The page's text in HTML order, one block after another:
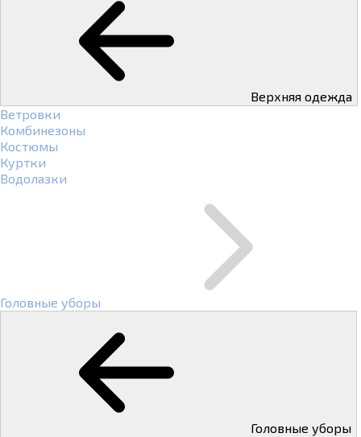
Верхняя одежда
Ветровки
Комбинезоны
Костюмы
Куртки
Водолазки
Головные уборы
Головные уборы